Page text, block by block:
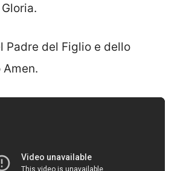
Padre del Figlio e dello